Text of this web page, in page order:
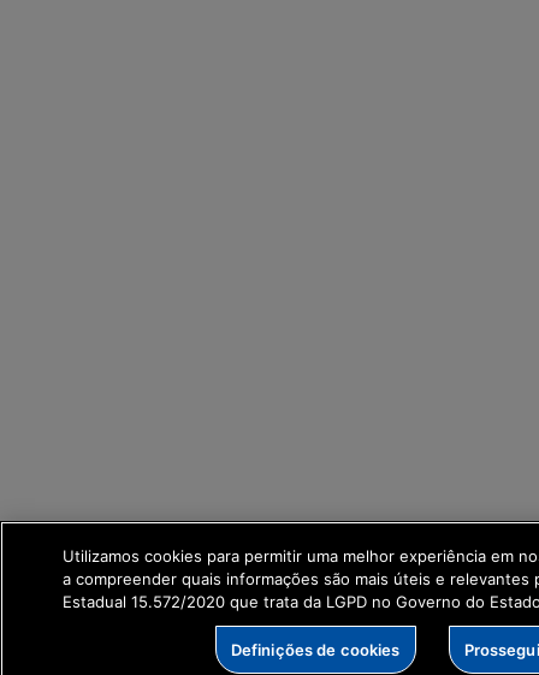
Utilizamos cookies para permitir uma melhor experiência em
a compreender quais informações são mais úteis e relevantes
Estadual 15.572/2020 que trata da LGPD no Governo do
Definições de cookies